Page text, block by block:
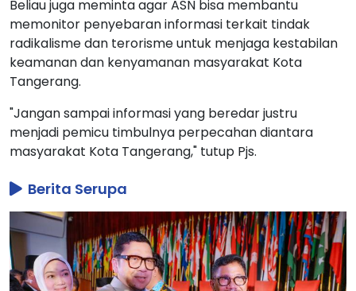
Beliau juga meminta agar ASN bisa membantu
memonitor penyebaran informasi terkait tindak
radikalisme dan terorisme untuk menjaga kestabilan
keamanan dan kenyamanan masyarakat Kota
Tangerang.
"Jangan sampai informasi yang beredar justru
menjadi pemicu timbulnya perpecahan diantara
masyarakat Kota Tangerang," tutup Pjs.
Berita Serupa